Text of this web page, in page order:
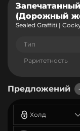
(Дорожный
Sealed Graffiti |
Тип
Раритетность
Предложений
Холд